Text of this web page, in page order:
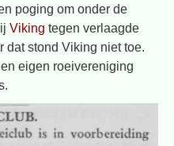
poging om onder de
Viking tegen verlaagde
dat stond Viking niet toe.
eigen roeivereniging